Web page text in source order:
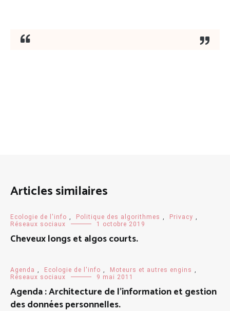
Articles similaires
Ecologie de l'info , Politique des algorithmes , Privacy ,
Réseaux sociaux
1 octobre 2019
Cheveux longs et algos courts.
Agenda , Ecologie de l'info , Moteurs et autres engins ,
Réseaux sociaux
9 mai 2011
Agenda : Architecture de l’information et gestion
des données personnelles.